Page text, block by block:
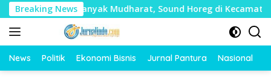
Langsung
ke
konten
Breaking News
Banyak Mudharat, Sound Horeg di Kecamatan Tayu
News Politik Ekonomi Bisnis Jurnal Pantura Nasional